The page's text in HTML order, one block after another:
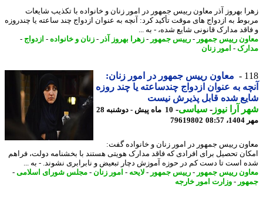
بهروز آذر معاون رییس جمهور در امور زنان و خانواده با تکذیب شایعات
به ازدواج های موقت تأکید کرد: آنچه به عنوان ازدواج چند ساعته یا چندروزه
مدارک قانونی شایع شده، - به ...
رییس جمهور-رییس جمهور-زهرا بهروز آذر- زنان و خانواده- ازدواج -
- امور زنان
معاون رییس جمهور در امور زنان:
به عنوان ازدواج چندساعته یا چند روزه
شده قابل پذیرش نیست
آرا نیوز-سیاسی-
10 ماه پیش - دوشنبه 28
79619802
رییس جمهور در امور زنان و خانواده گفت:
تحصیل برای افرادی که فاقد مدارک هویتی هستند با بخشنامه دولت، فراهم
است تا دست کم در حوزه آموزش دچار تبعیض و نابرابری نشوند. - به ...
رییس جمهور-رییس جمهور-لایحه-امور زنان -مجلس شورای اسلامی-
-وزارت امور خارجه